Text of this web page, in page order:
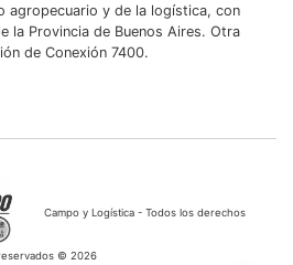
agropecuario y de la logística, con
la Provincia de Buenos Aires. Otra
de Conexión 7400.
Campo y Logística - Todos los derechos
© 2026